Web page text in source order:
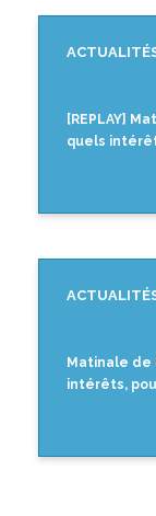
[REPLAY]
quels
Matinale de
intérêts,